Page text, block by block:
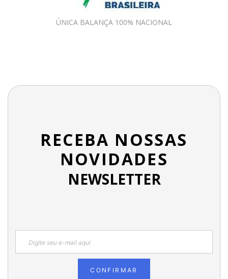
ÚNICA BALANÇA 100% NACIONAL
RECEBA NOSSAS
NOVIDADES
NEWSLETTER
CONFIRMAR